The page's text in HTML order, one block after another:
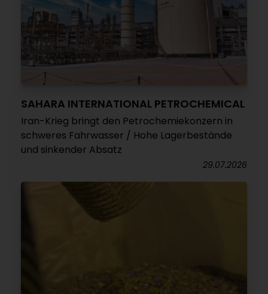
SAHARA INTERNATIONAL PETROCHEMICAL
Iran-Krieg bringt den Petrochemiekonzern in
schweres Fahrwasser / Hohe Lagerbestände
und sinkender Absatz
29.07.2026